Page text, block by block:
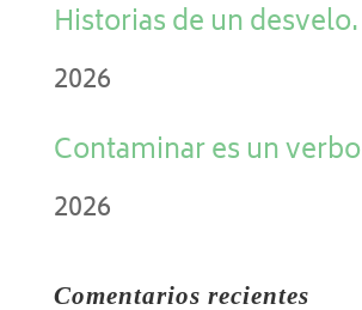
Historias de un desvelo.
2026
Contaminar es un verbo
2026
Comentarios recientes